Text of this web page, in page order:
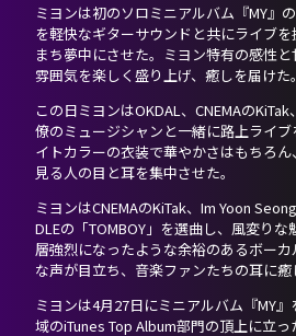
ミヨンは初のソロミニアルバム『MY』
を軽快なギターサウンドと共にライブ
まち夢中にさせた。ミヨン特有の感性
雰囲気を楽しく盛り上げ、癒しを届けた。
この日ミヨンはOKDAL、CNEMAの
僚のミュージシャンと一緒に路上ライ
イトカラーの衣装で華やかさはもちろん
見る人の目と耳を集中させた。
ミヨンはCNEMAのKiTak、Im Yoon
DLEの「TOMBOY」を選曲し、風変り
層強烈になったような余裕のあるボー
な声が目立ち、音楽ファンたちの耳に癒
ミヨンは4月27日にミニアルバム『MY
域のiTunes Top Album部門の頂上に立